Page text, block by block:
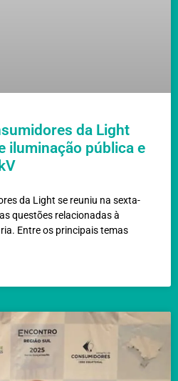
da Light
iluminação pública e
da Light se reuniu na sexta-
questões relacionadas à
Entre os principais temas